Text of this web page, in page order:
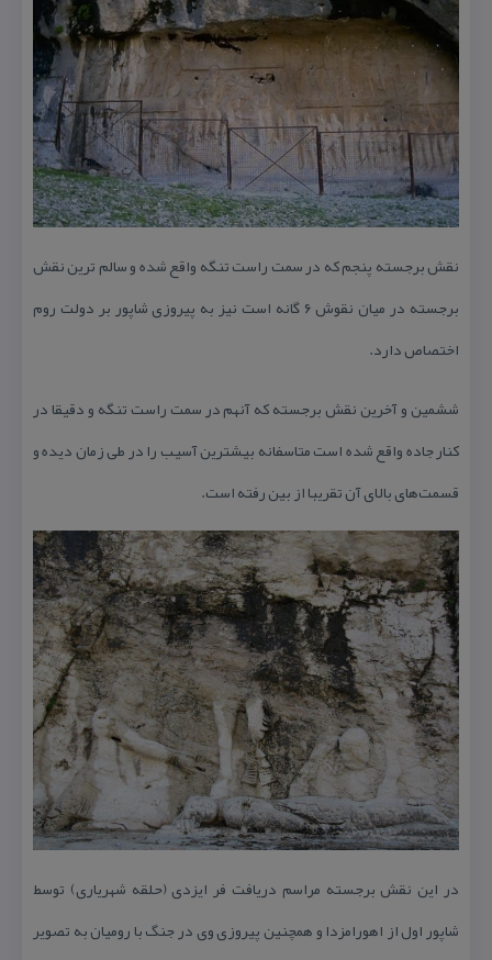
نقش برجسته پنجم كه در سمت راست تنگه واقع شده و سالم ترین نقش
برجسته در میان نقوش ۶ گانه است نیز به پیروزی شاپور بر دولت روم
اختصاص دارد.
ششمین و آخرین نقش برجسته كه آنهم در سمت راست تنگه و دقیقا در
كنار جاده واقع شده است متاسفانه بیشترین آسیب را در طی زمان دیده و
قسمت‌های بالای آن تقریبا از بین رفته است.
در این نقش برجسته مراسم دریافت فر ایزدی (حلقه شهریاری) توسط
شاپور اول از اهورامزدا و همچنین پیروزی وی در جنگ با رومیان به تصویر